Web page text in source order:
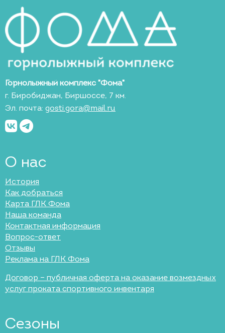
Горнолыжный комплекс "Фома"
г. Биробиджан, Биршоссе, 7 км.
Эл. почта: gosti.gora@mail.ru
О нас
История
Как добраться
Карта ГЛК Фома
Наша команда
Контактная информация
Вопрос-ответ
Отзывы
Реклама на ГЛК Фома
Договор – публичная оферта на оказание возмездных
услуг проката спортивного инвентаря
Сезоны